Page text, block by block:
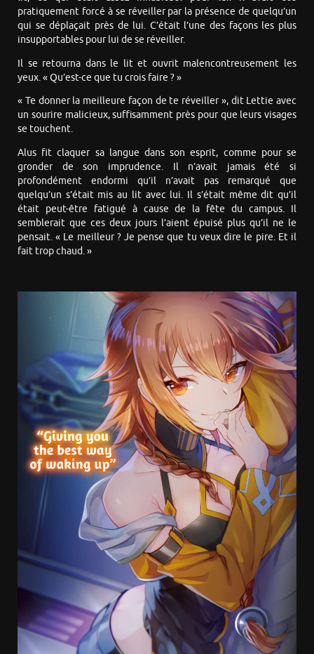
pratiquement forcé à se réveiller par la présence de quelqu’un
qui se déplaçait près de lui. C’était l’une des façons les plus
insupportables pour lui de se réveiller.
Il se retourna dans le lit et ouvrit malencontreusement les
yeux. « Qu’est-ce que tu crois faire ? »
« Te donner la meilleure façon de te réveiller », dit Lettie avec
un sourire malicieux, suffisamment près pour que leurs visages
se touchent.
Alus fit claquer sa langue dans son esprit, comme pour se
gronder de son imprudence. Il n’avait jamais été si
profondément endormi qu’il n’avait pas remarqué que
quelqu’un s’était mis au lit avec lui. Il s’était même dit qu’il
était peut-être fatigué à cause de la fête du campus. Il
semblerait que ces deux jours l’aient épuisé plus qu’il ne le
pensait. « Le meilleur ? Je pense que tu veux dire le pire. Et il
fait trop chaud. »